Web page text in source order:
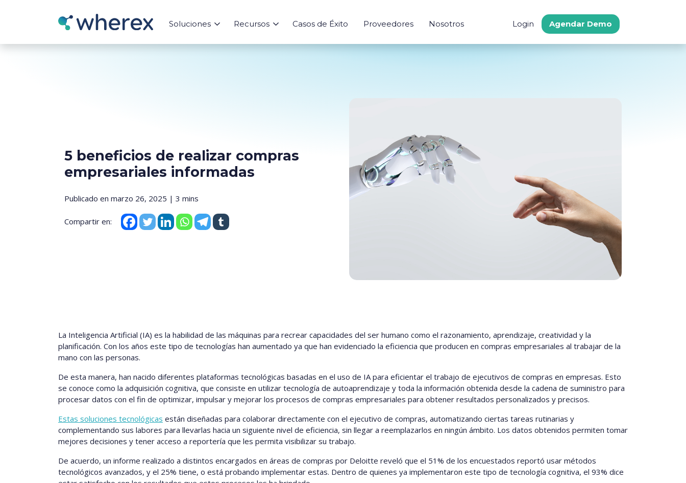
Soluciones Recursos Casos de Éxito Proveedores Nosotros Login Agendar Demo
5 beneficios de realizar compras
empresariales informadas
Publicado en marzo 26, 2025 | 3 mins
Compartir en:
La Inteligencia Artificial (IA) es la habilidad de las máquinas para recrear capacidades del ser humano como el razonamiento, aprendizaje, creatividad y la
planificación. Con los años este tipo de tecnologías han aumentado ya que han evidenciado la eficiencia que producen en compras empresariales al trabajar de la
mano con las personas.
De esta manera, han nacido diferentes plataformas tecnológicas basadas en el uso de IA para eficientar el trabajo de ejecutivos de compras en empresas. Esto
se conoce como la adquisición cognitiva, que consiste en utilizar tecnología de autoaprendizaje y toda la información obtenida desde la cadena de suministro para
procesar datos con el fin de optimizar, impulsar y mejorar los procesos de compras empresariales para obtener resultados personalizados y precisos.
Estas soluciones tecnológicas están diseñadas para colaborar directamente con el ejecutivo de compras, automatizando ciertas tareas rutinarias y
complementando sus labores para llevarlas hacia un siguiente nivel de eficiencia, sin llegar a reemplazarlos en ningún ámbito. Los datos obtenidos permiten tomar
mejores decisiones y tener acceso a reportería que les permita visibilizar su trabajo.
De acuerdo, un informe realizado a distintos encargados en áreas de compras por Deloitte reveló que el 51% de los encuestados reportó usar métodos
tecnológicos avanzados, y el 25% tiene, o está probando implementar estas. Dentro de quienes ya implementaron este tipo de tecnología cognitiva, el 93% dice